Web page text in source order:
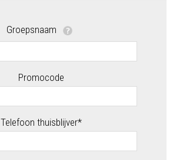
Groepsnaam
Promocode
Telefoon thuisblijver*